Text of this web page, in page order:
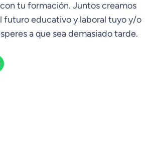
tu formación. Juntos creamos
futuro educativo y laboral tuyo y/o
a que sea demasiado tarde.